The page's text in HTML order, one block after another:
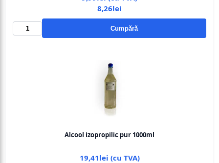
8,26lei
Cumpără
Alcool izopropilic pur 1000ml
19,41lei (cu TVA)